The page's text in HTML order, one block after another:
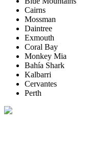
Cairns
Mossman
Daintree
Exmouth
Coral Bay
Monkey Mia
Bahía Shark
Kalbarri
Cervantes
Perth